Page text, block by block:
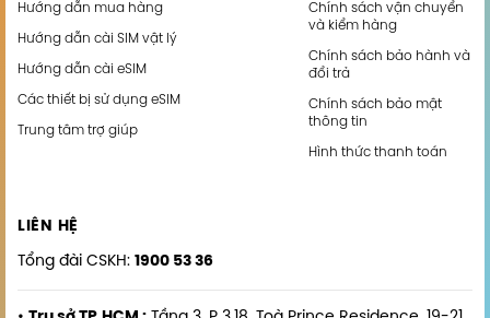
Hướng dẫn mua hàng
Hướng dẫn cài SIM vật lý
Hướng dẫn cài eSIM
Các thiết bị sử dụng eSIM
Trung tâm trợ giúp
Chính sách vận chuyển
và kiểm hàng
Chính sách bảo hành và
đổi trả
Chính sách bảo mật
thông tin
Hình thức thanh toán
LIÊN HỆ
Tổng đài CSKH: 1900 53 36